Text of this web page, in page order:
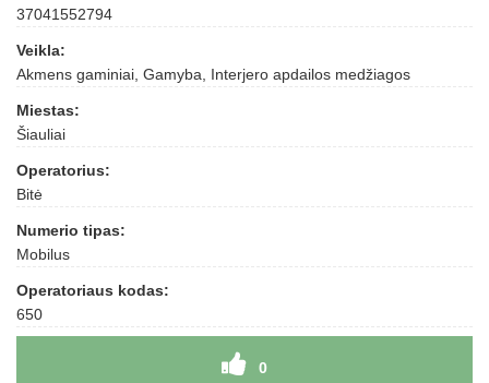
37041552794
Veikla:
Akmens gaminiai, Gamyba, Interjero apdailos medžiagos
Miestas:
Šiauliai
Operatorius:
Bitė
Numerio tipas:
Mobilus
Operatoriaus kodas:
650
0